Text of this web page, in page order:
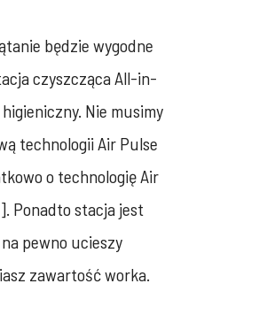
będzie wygodne
czyszcząca All-in-
Nie musimy
technologii Air Pulse
o technologię Air
Ponadto stacja jest
pewno ucieszy
zawartość worka.